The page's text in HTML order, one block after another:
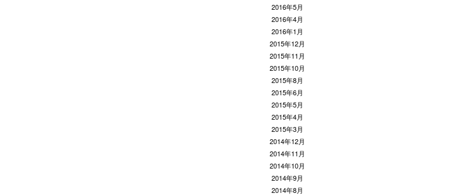
2016年5月
2016年4月
2016年1月
2015年12月
2015年11月
2015年10月
2015年8月
2015年6月
2015年5月
2015年4月
2015年3月
2014年12月
2014年11月
2014年10月
2014年9月
2014年8月